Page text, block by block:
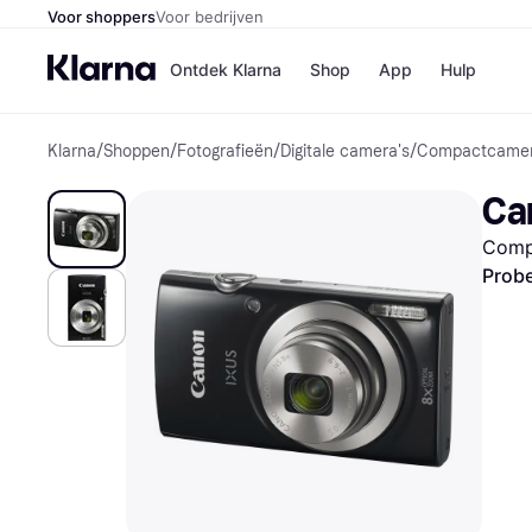
Voor shoppersVoor bedrijven
Ontdek Klarna Shop
Winkels
Bol
H&M
App Hulp
Klarna/Shoppen/Fotografieën/Digitale camera's/